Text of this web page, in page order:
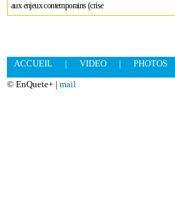
aux enjeux contemporains (crise
ACCUEIL | VIDEO | PHOTOS
© EnQuete+ | mail